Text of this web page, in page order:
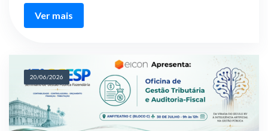
Ver mais
20/06/2026